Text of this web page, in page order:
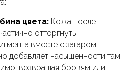
цвета: Кожа после
отторгнуть
вместе с загаром.
добавляет насыщенности там,
возвращая бровям или